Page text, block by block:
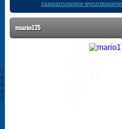
zaawansowane wyszukiwanie
mario175